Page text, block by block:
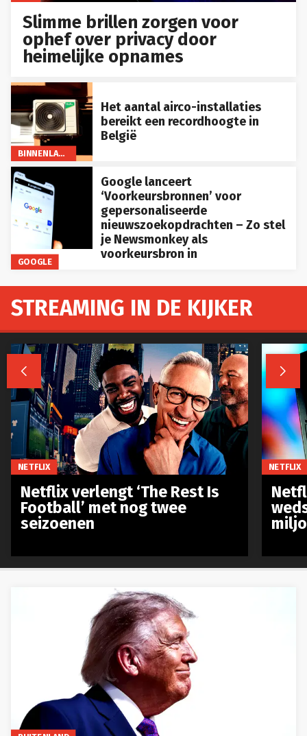
Slimme brillen zorgen voor
ophef over privacy door
heimelijke opnames
BINNENLAND
Het aantal airco-installaties
bereikt een recordhoogte in
België
GOOGLE
Google lanceert
‘Voorkeursbronnen’ voor
gepersonaliseerde
nieuwszoekopdrachten – Zo stel
je Newsmonkey als
voorkeursbron in
STREAMING IN DE KIJKER
 
NETFLIX
Netflix verlengt ‘The Rest Is
Football’ met nog twee
seizoenen
NETFLIX